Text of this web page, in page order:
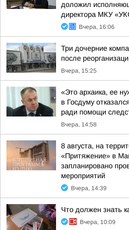
доложил
директора МКУ
Вчера, 16:06
Три дочерние
после
Вчера, 15:25
«Это архаика, ее
в Госдуму
ради помощи
Вчера, 14:58
8 августа, на
«Притяжение» в
запланировано
мероприятий
Вчера, 14:39
Что должен знать
Вчера, 10:09